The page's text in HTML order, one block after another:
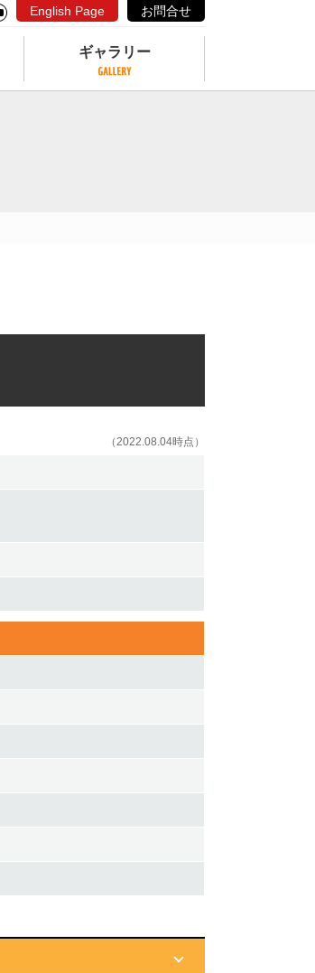
English Page お問合せ
ギャラリー
（2022.08.04時点）